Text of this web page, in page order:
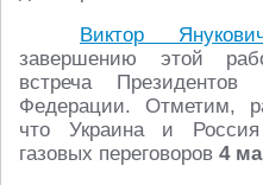
Виктор
завершению этой
встреча
Федерации. Отметим,
что Украина и
газовых переговоров 4